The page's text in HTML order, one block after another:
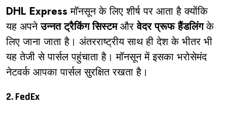
DHL Express मॉनसून के लिए शीर्ष पर आता है क्योंकि
यह अपनेउन्नत ट्रैकिंग सिस्टमऔरवेदर प्रूफ हैंडलिंगके
लिए जाना जाता है। अंतरराष्ट्रीय साथ ही देश के भीतर भी
यह तेजी से पार्सल पहुंचाता है। मॉनसून में इसका भरोसेमंद
नेटवर्क आपका पार्सल सुरक्षित रखता है।
2. FedEx